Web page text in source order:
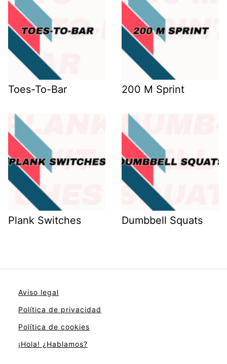
Toes-To-Bar 200 M Sprint
Plank Switches Dumbbell Squats
Aviso legal
Política de privacidad
Política de cookies
¡Hola! ¿Hablamos?